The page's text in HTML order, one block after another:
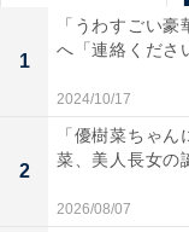
1
「うわすごい
へ「連絡くださ
2024/10/17
2
「優樹菜ちゃ
菜、美人長女の
2026/08/07